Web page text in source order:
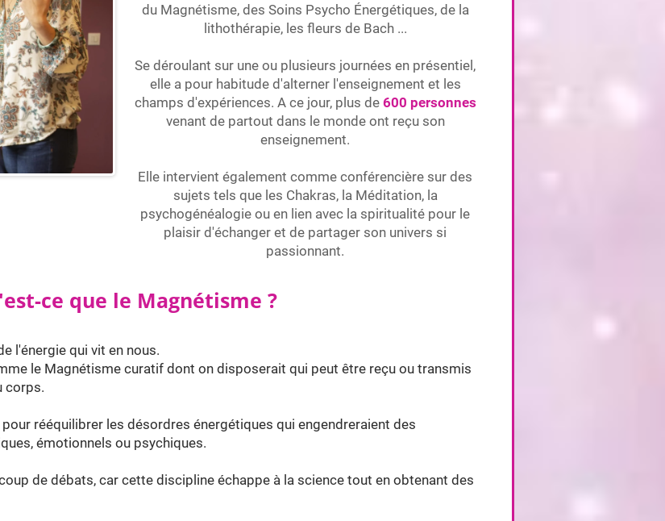
du Magnétisme, des Soins Psycho Énergétiques, de la
lithothérapie, les fleurs de Bach ...
Se déroulant sur une ou plusieurs journées en présentiel,
elle a pour habitude d'alterner l'enseignement et les
champs d'expériences. A ce jour, plus de 600 personnes
venant de partout dans le monde ont reçu son
enseignement.
Elle intervient également comme conférencière sur des
sujets tels que les Chakras, la Méditation, la
psychogénéalogie ou en lien avec la spiritualité pour le
plaisir d'échanger et de partager son univers si
passionnant.
ce que le Magnétisme ?
l'énergie qui vit en nous.
le Magnétisme curatif dont on disposerait qui peut être reçu ou transmis
corps.
rééquilibrer les désordres énergétiques qui engendreraient des
émotionnels ou psychiques.
de débats, car cette discipline échappe à la science tout en obtenant des